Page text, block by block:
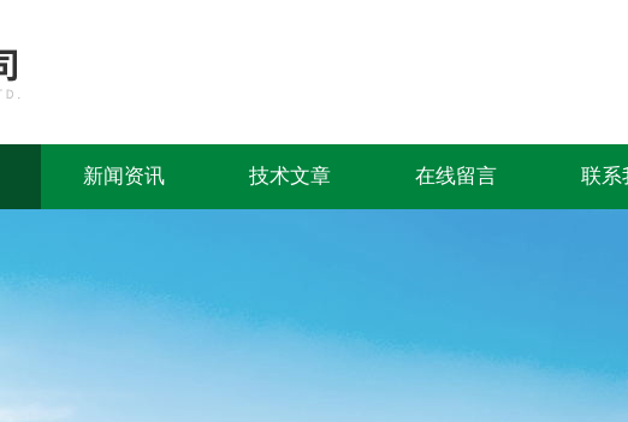
新闻资讯 技术文章 在线留言 联系